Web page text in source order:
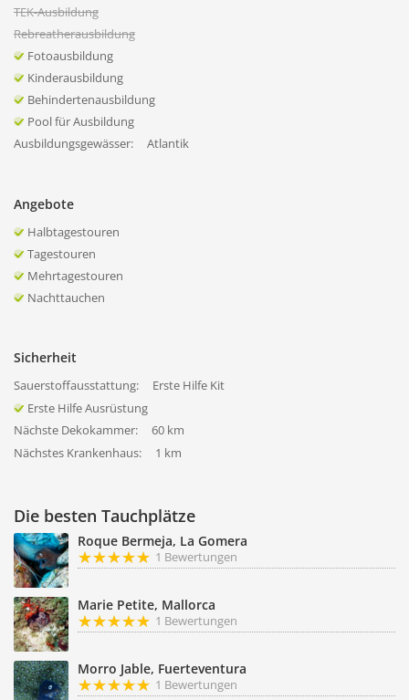
TEK-Ausbildung
Rebreatherausbildung
Fotoausbildung
Kinderausbildung
Behindertenausbildung
Pool für Ausbildung
Ausbildungsgewässer:
Atlantik
Angebote
Halbtagestouren
Tagestouren
Mehrtagestouren
Nachttauchen
Sicherheit
Sauerstoffausstattung:
Erste Hilfe Kit
Erste Hilfe Ausrüstung
Nächste Dekokammer:
60 km
Nächstes Krankenhaus:
1 km
Die besten Tauchplätze
Roque Bermeja, La Gomera
1 Bewertungen
Marie Petite, Mallorca
1 Bewertungen
Morro Jable, Fuerteventura
1 Bewertungen